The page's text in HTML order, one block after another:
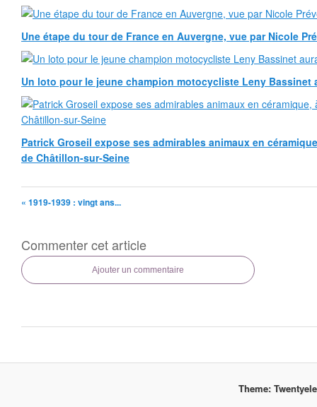
Une étape du tour de France en Auvergne, vue par Nicole
Un loto pour le jeune champion motocycliste Leny Bassinet
Patrick Groseil expose ses admirables animaux en
de Châtillon-sur-Seine
« 1919-1939 : vingt ans...
Commenter cet article
Ajouter un commentaire
Theme: